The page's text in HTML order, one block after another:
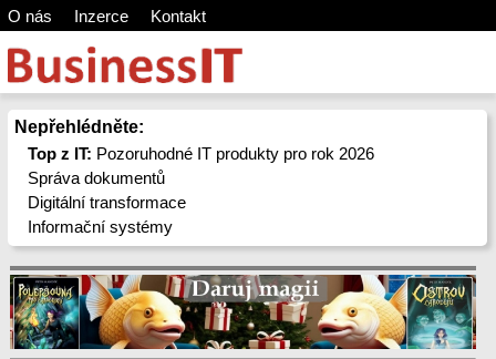
O nás Inzerce Kontakt
Nepřehlédněte:
Top z IT: Pozoruhodné IT produkty pro rok 2026
Správa dokumentů
Digitální transformace
Informační systémy